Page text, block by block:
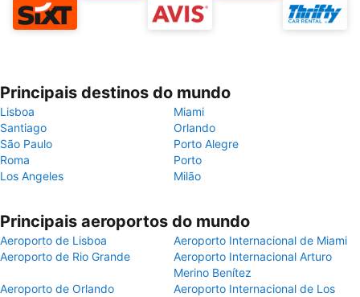
Principais destinos do mundo
Lisboa
Miami
Santiago
Orlando
São Paulo
Porto Alegre
Roma
Porto
Los Angeles
Milão
Principais aeroportos do mundo
Aeroporto de Lisboa
Aeroporto Internacional de Miami
Aeroporto de Rio Grande
Aeroporto Internacional Arturo
Merino Benítez
Aeroporto de Orlando
Aeroporto Internacional de Los